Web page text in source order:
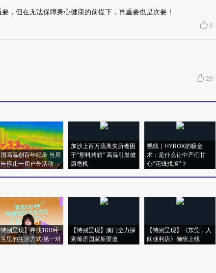
，但在无法保障身心健康的前提下，再重要也是次要！
6 ·
28 ·
高温创百年纪录 当局
停止一切户外活动
加沙上百万流离失所者困
于“塑料烤箱” 高温引发健
康危机
视线｜HYROX的吸金
术：是什么让中产们甘
心“花钱找虐”？
特别呈现】寻找100种
思的生活方式·第一对
【特别呈现】澳门全力探
索葡语国家新渠道
【特别呈现】《东莞，人
间便利店》倾情上线